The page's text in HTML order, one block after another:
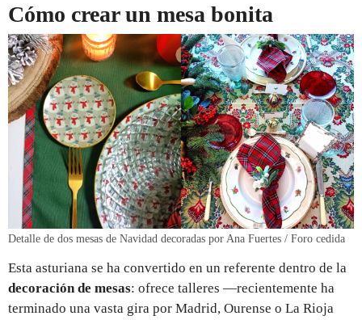
Cómo crear un mesa bonita
Detalle de dos mesas de Navidad decoradas por Ana Fuertes / Foro cedida
Esta asturiana se ha convertido en un referente dentro de la
decoración de mesas: ofrece talleres —recientemente ha
terminado una vasta gira por Madrid, Ourense o La Rioja